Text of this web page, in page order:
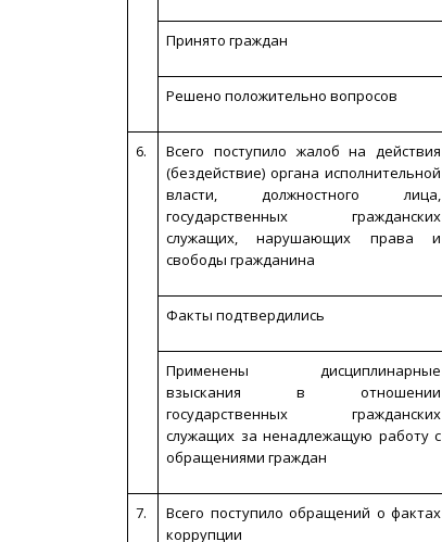
Принято граждан
Решено положительно вопросов
6.
Всего поступило жалоб на действия
(бездействие) органа исполнительной
власти, должностного лица,
государственных гражданских
служащих, нарушающих права и
свободы гражданина
Факты подтвердились
Применены дисциплинарные
взыскания в отношении
государственных гражданских
служащих за ненадлежащую работу с
обращениями граждан
7.
Всего поступило обращений о фактах
коррупции